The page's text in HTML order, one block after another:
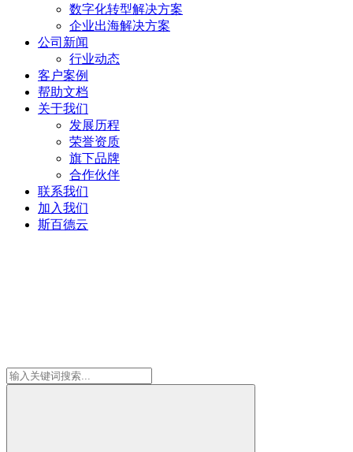
数字化转型解决方案
企业出海解决方案
公司新闻
行业动态
客户案例
帮助文档
关于我们
发展历程
荣誉资质
旗下品牌
合作伙伴
联系我们
加入我们
斯百德云